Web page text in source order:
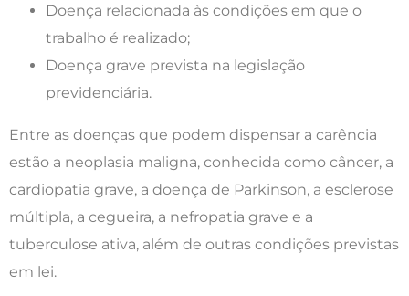
Doença relacionada às condições em que o
trabalho é realizado;
Doença grave prevista na legislação
previdenciária.
Entre as doenças que podem dispensar a carência
estão a neoplasia maligna, conhecida como câncer, a
cardiopatia grave, a doença de Parkinson, a esclerose
múltipla, a cegueira, a nefropatia grave e a
tuberculose ativa, além de outras condições previstas
em lei.